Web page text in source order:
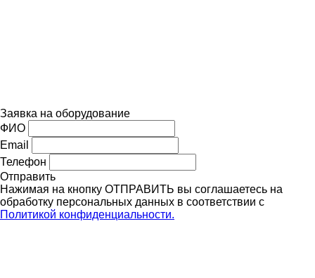
Заявка на оборудование
ФИО
Email
Телефон
Отправить
Нажимая на кнопку ОТПРАВИТЬ вы соглашаетесь на
обработку персональных данных в соответствии с
Политикой конфиденциальности.